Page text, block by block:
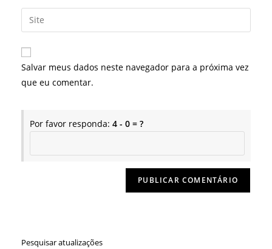
de
usuário
para
comentar
endereço
de
mail
para
comentar
Digite
o
URL
do
site
Salvar meus dados neste navegador para a próxima vez
que eu comentar.
Por favor responda: 4 - 0 = ?
Pesquisar atualizações